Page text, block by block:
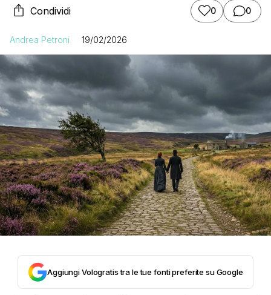
Condividi 0 0
Andrea Petroni 19/02/2026
Aggiungi Vologratis tra le tue fonti preferite su Google